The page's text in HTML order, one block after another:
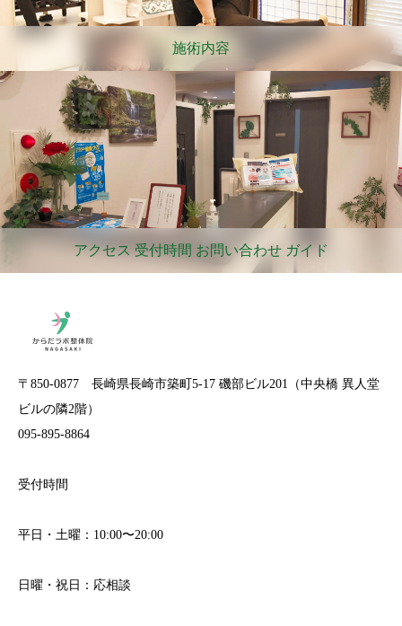
施術内容
アクセス 受付時間 お問い合わせ ガイド
〒850-0877 長崎県長崎市築町5-17 磯部ビル201（中央橋 異人堂
ビルの隣2階）
095-895-8864
受付時間
平日・土曜：10:00〜20:00
日曜・祝日：応相談